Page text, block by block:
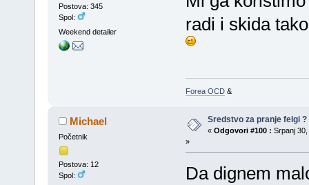
Postova: 345
Spol:
Weekend detailer
radi i skida
Forea OCD&
Michael
Početnik
Postova: 12
Spol:
Sredstvo za pranje felgi ?
« Odgovori #100 : Srpanj
»
Da dignem